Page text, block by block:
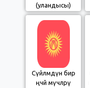
(уландысы)
Сүйлөмдүн бир
өңчөй мүчөлөрү